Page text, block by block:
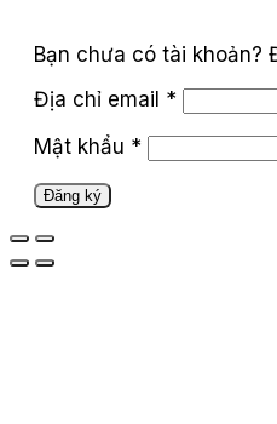
Địa chỉ email *
Mật khẩu *
Đăng ký